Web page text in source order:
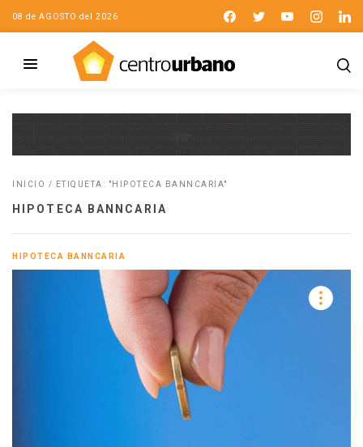
08 de AGOSTO del 2026
INICIO / ETIQUETA: "HIPOTECA BANNCARIA"
HIPOTECA BANNCARIA
HIPOTECA BANNCARIA